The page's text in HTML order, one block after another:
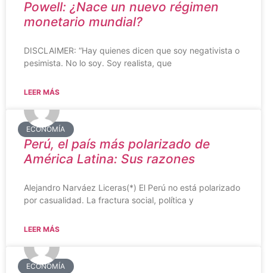
Powell: ¿Nace un nuevo régimen
monetario mundial?
DISCLAIMER: “Hay quienes dicen que soy negativista o
pesimista. No lo soy. Soy realista, que
LEER MÁS
ECONOMÍA
Perú, el país más polarizado de
América Latina: Sus razones
Alejandro Narváez Liceras(*) El Perú no está polarizado
por casualidad. La fractura social, política y
LEER MÁS
ECONOMÍA